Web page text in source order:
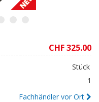
CHF 325.00
Stück
1
Fachhändler vor Ort